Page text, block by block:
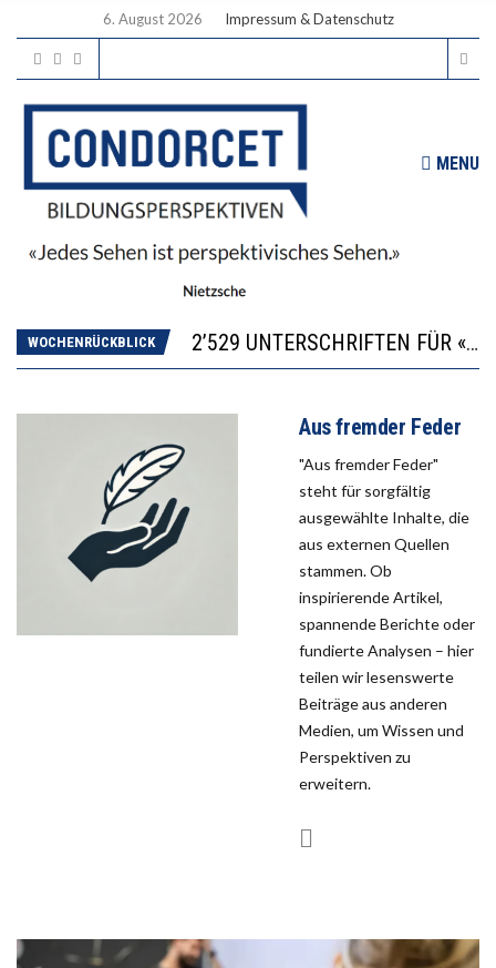
6. August 2026 Impressum & Datenschutz
MENU
WOCHENRÜCKBLICK
ICH WILL MEHR EVIDENZ UND WILL WISSEN, WAS ALL DIE INVESTITIONEN BRINGEN
DER US-ÖKONOM WALLACE OATES: FÖDERALISMUS IM BILDUNGSBEREICH
DIE VERSTÄRKTE HARMONISIERUNG IM SCHULWESEN VERRINGERT DAS INNOVATIONSPOTENZIAL
Aus fremder Feder
"Aus fremder Feder"
steht für sorgfältig
ausgewählte Inhalte, die
aus externen Quellen
stammen. Ob
inspirierende Artikel,
spannende Berichte oder
fundierte Analysen – hier
teilen wir lesenswerte
Beiträge aus anderen
Medien, um Wissen und
Perspektiven zu
erweitern.